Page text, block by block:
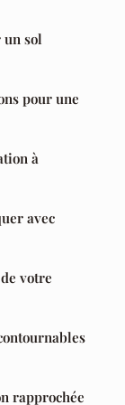
sol
pour une
à
avec
votre
rapprochée